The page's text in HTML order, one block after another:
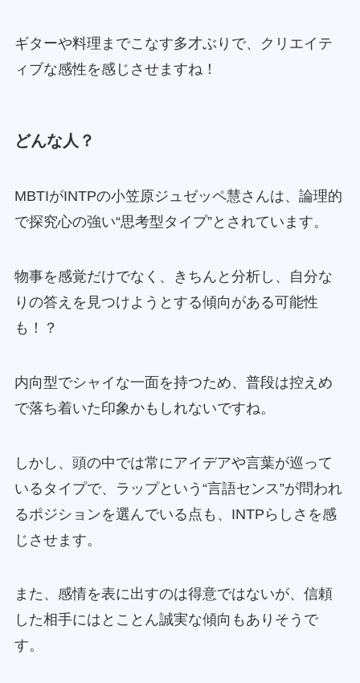
ギターや料理までこなす多才ぶりで、クリエイテ
ィブな感性を感じさせますね！
どんな人？
MBTIがINTPの小笠原ジュゼッペ慧さんは、論理的
で探究心の強い“思考型タイプ”とされています。
物事を感覚だけでなく、きちんと分析し、自分な
りの答えを見つけようとする傾向がある可能性
も！？
内向型でシャイな一面を持つため、普段は控えめ
で落ち着いた印象かもしれないですね。
しかし、頭の中では常にアイデアや言葉が巡って
いるタイプで、ラップという“言語センス”が問われ
るポジションを選んでいる点も、INTPらしさを感
じさせます。
また、感情を表に出すのは得意ではないが、信頼
した相手にはとことん誠実な傾向もありそうで
す。